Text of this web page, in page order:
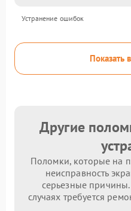
Устранение ошибок
Показать
Другие
Поломки, которые на
неисправность
серьезные
случаях требуется